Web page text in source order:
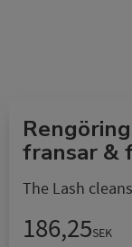
fransar &
The Lash
Nedsatt
186,25SEK